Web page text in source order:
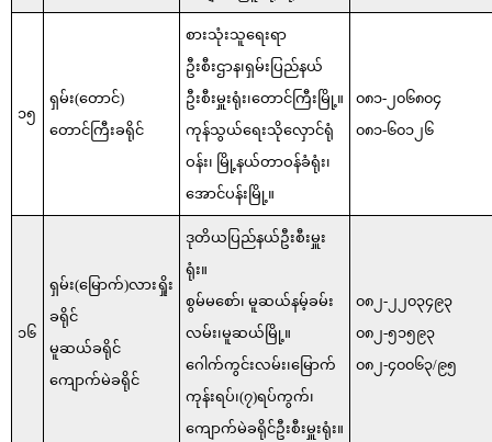
၁၅
ရှမ်း(တောင်)
တောင်ကြီးခရိုင်
စားသုံးသူရေးရာ
ဦးစီးဌာန၊ရှမ်းပြည်နယ်
ဦးစီးမှူးရုံး၊တောင်ကြီးမြို့။
ကုန်သွယ်ရေးသိုလှောင်ရုံ
ဝန်း၊ မြို့နယ်တာဝန်ခံရုံး၊
အောင်ပန်းမြို့။
၀၈၁-၂၀၆၈၀၄
၀၈၁-၆၀၁၂၆
၁၆
ရှမ်း(မြောက်)လားရှိုး
ခရိုင်
မူဆယ်ခရိုင်
ကျောက်မဲခရိုင်
ဒုတိယပြည်နယ်ဦးစီးမှူး
ရုံး။
စွမ်မစော်၊ မူဆယ်နမ့်ခမ်း
လမ်း၊မူဆယ်မြို့။
ဂေါက်ကွင်းလမ်း၊မြောက်
ကုန်းရပ်၊(၇)ရပ်ကွက်၊
ကျောက်မဲခရိုင်ဦးစီးမှူးရုံး။
၀၈၂-၂၂၀၃၄၉၃
၀၈၂-၅၁၅၉၃
၀၈၂-၄၀၀၆၃/၉၅